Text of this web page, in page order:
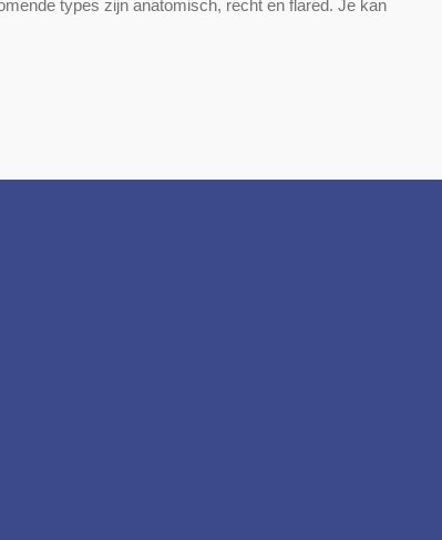
types zijn anatomisch, recht en flared. Je kan